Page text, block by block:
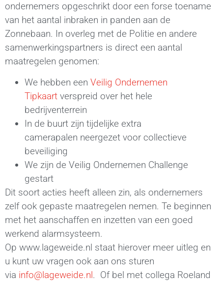
ondernemers opgeschrikt door een forse toename
van het aantal inbraken in panden aan de
Zonnebaan. In overleg met de Politie en andere
samenwerkingspartners is direct een aantal
maatregelen genomen:
We hebben een Veilig Ondernemen
Tipkaart verspreid over het hele
bedrijventerrein
In de buurt zijn tijdelijke extra
camerapalen neergezet voor collectieve
beveiliging
We zijn de Veilig Ondernemen Challenge
gestart
Dit soort acties heeft alleen zin, als ondernemers
zelf ook gepaste maatregelen nemen. Te beginnen
met het aanschaffen en inzetten van een goed
werkend alarmsysteem.
Op www.lageweide.nl staat hierover meer uitleg en
u kunt uw vragen ook aan ons sturen
via info@lageweide.nl. Of bel met collega Roeland